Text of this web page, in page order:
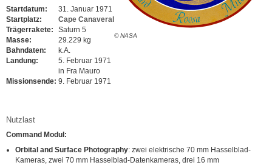
© NASA
Startdatum:
31. Januar 1971
Startplatz:
Cape Canaveral
Trägerrakete:
Saturn 5
Masse:
29.229 kg
Bahndaten:
k.A.
Landung:
5. Februar 1971
in Fra Mauro
Missionsende: 9. Februar 1971
Nutzlast
Command Modul:
Orbital and Surface Photography: zwei elektrische 70 mm Hasselblad-
Kameras, zwei 70 mm Hasselblad-Datenkameras, drei 16 mm